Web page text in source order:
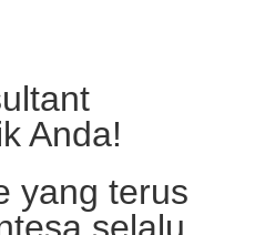
Anda!
yang terus